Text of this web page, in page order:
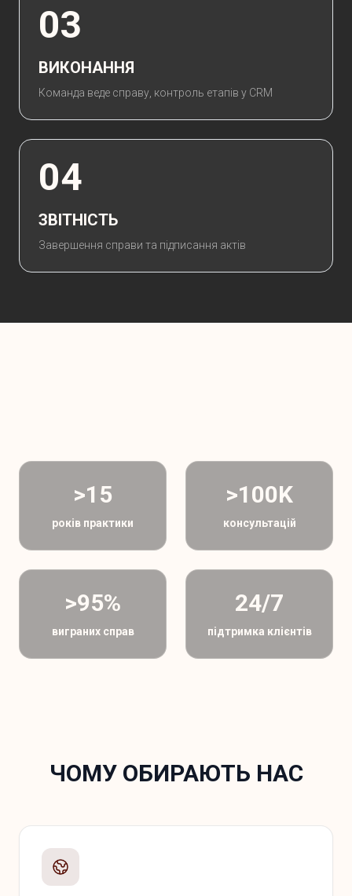
03
ВИКОНАННЯ
Команда веде справу, контроль етапів у CRM
04
ЗВІТНІСТЬ
Завершення справи та підписання актів
>15
років практики
>100K
консультацій
>95%
виграних справ
24/7
підтримка клієнтів
ЧОМУ ОБИРАЮТЬ НАС